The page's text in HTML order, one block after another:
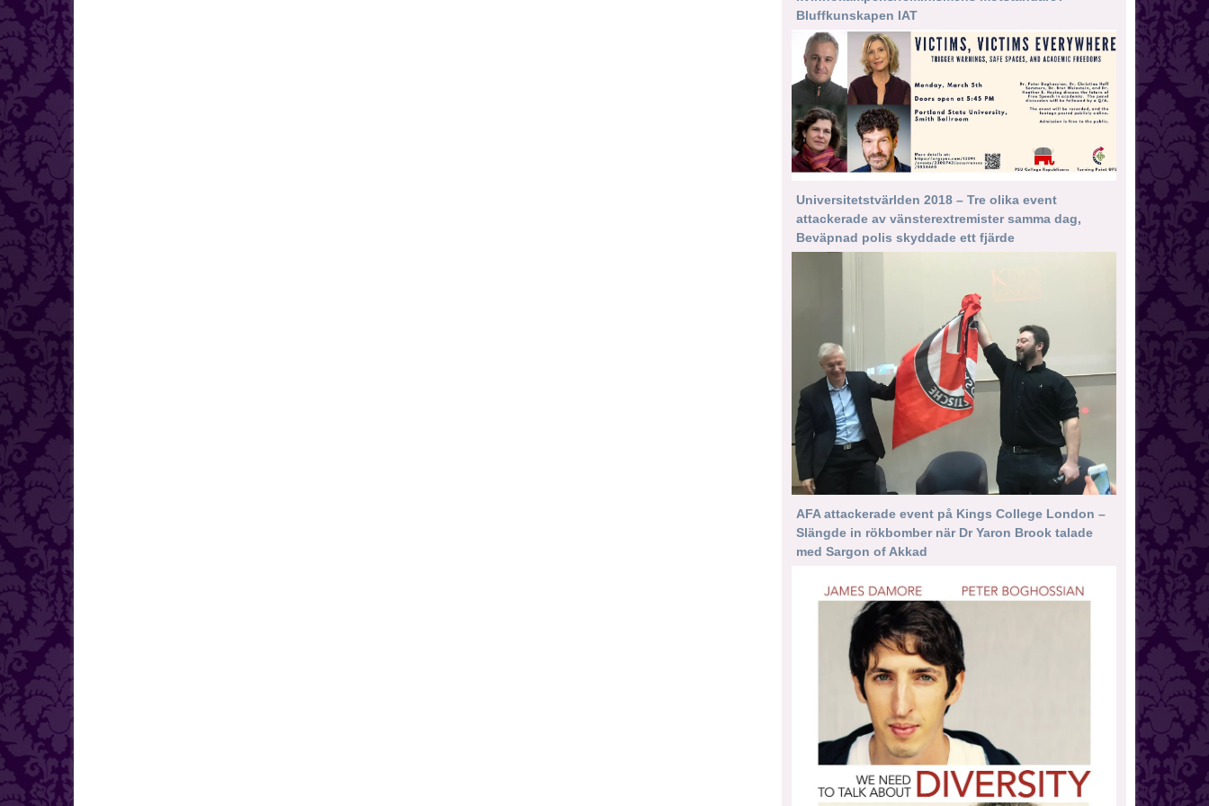
Bluffkunskapen IAT
Universitetstvärlden 2018 – Tre olika event
attackerade av vänsterextremister samma dag,
Beväpnad polis skyddade ett fjärde
AFA attackerade event på Kings College London –
Slängde in rökbomber när Dr Yaron Brook talade
med Sargon of Akkad